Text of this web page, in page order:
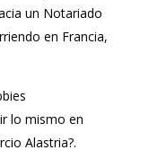
un Notariado
en Francia,
lo mismo en
Alastria?.